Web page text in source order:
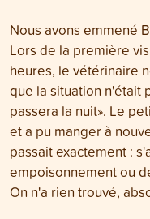
Nous avons emmené
Lors de la première
heures, le vétérinaire
que la situation n'était
passera la nuit». Le
et a pu manger à
passait exactement :
empoisonnement ou
On n'a rien trouvé,